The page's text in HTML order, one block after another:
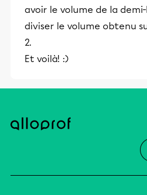
avoir le volume de la
diviser le volume obtenu
2.
Et voilà! :)